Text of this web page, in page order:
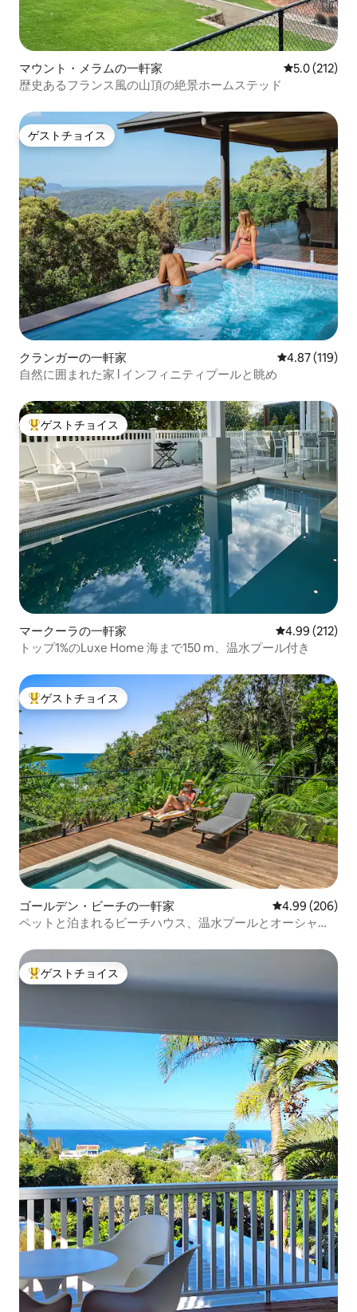
マウント・メラムの一軒家 レビュー212
5.0 (212)
歴史あるフランス風の山頂の絶景ホームステッド
ゲストチョイス
ゲストチョイス
クランガーの一軒家 レビュー119
4.87 (119)
自然に囲まれた家 l インフィニティプールと眺め
大好評のゲストチョイスです。
ゲストチョイス
マークーラの一軒家 レビュー212
4.99 (212)
トップ1%のLuxe Home 海まで150 m、温水プール付き
大好評のゲストチョイスです。
ゲストチョイス
ゴールデン・ビーチの一軒家 レビュー206
4.99 (206)
ペットと泊まれるビーチハウス、温水プールとオーシャン
大好評のゲストチョイスです。
ゲストチョイス